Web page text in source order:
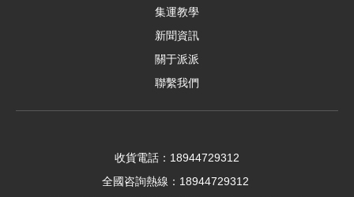
發貨快速，服務態度好
貨品完整，時效整體不錯
c***8（匿名）
集運教學
新聞資訊
關于派派
聯繫我們
收貨電話：18944729312
全國咨詢熱線：18944729312